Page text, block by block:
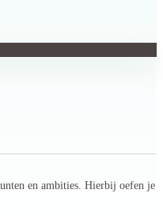
en ambities. Hierbij oefen je